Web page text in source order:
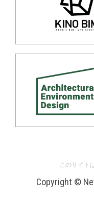
このサイト
Copyright ©